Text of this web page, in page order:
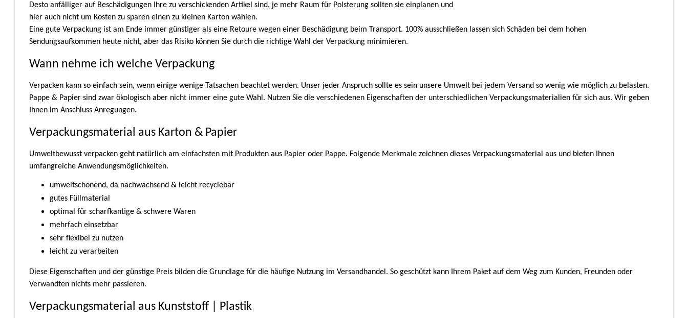
Desto anfälliger auf Beschädigungen Ihre zu verschickenden Artikel sind, je mehr Raum für Polsterung sollten sie einplanen und
hier auch nicht um Kosten zu sparen einen zu kleinen Karton wählen.
Eine gute Verpackung ist am Ende immer günstiger als eine Retoure wegen einer Beschädigung beim Transport. 100% ausschließen lassen sich Schäden bei dem hohen
Sendungsaufkommen heute nicht, aber das Risiko können Sie durch die richtige Wahl der Verpackung minimieren.
Wann nehme ich welche Verpackung
Verpacken kann so einfach sein, wenn einige wenige Tatsachen beachtet werden. Unser jeder Anspruch sollte es sein unsere Umwelt bei jedem Versand so wenig wie möglich zu belasten.
Pappe & Papier sind zwar ökologisch aber nicht immer eine gute Wahl. Nutzen Sie die verschiedenen Eigenschaften der unterschiedlichen Verpackungsmaterialien für sich aus. Wir geben
Ihnen im Anschluss Anregungen.
Verpackungsmaterial aus Karton & Papier
Umweltbewusst verpacken geht natürlich am einfachsten mit Produkten aus Papier oder Pappe. Folgende Merkmale zeichnen dieses Verpackungsmaterial aus und bieten Ihnen
umfangreiche Anwendungsmöglichkeiten.
umweltschonend, da nachwachsend & leicht recyclebar
gutes Füllmaterial
optimal für scharfkantige & schwere Waren
mehrfach einsetzbar
sehr flexibel zu nutzen
leicht zu verarbeiten
Diese Eigenschaften und der günstige Preis bilden die Grundlage für die häufige Nutzung im Versandhandel. So geschützt kann Ihrem Paket auf dem Weg zum Kunden, Freunden oder
Verwandten nichts mehr passieren.
Verpackungsmaterial aus Kunststoff | Plastik